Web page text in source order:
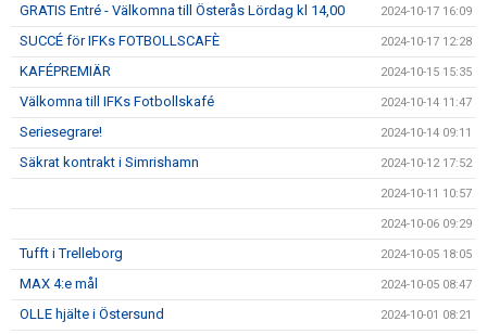
GRATIS Entré - Välkomna till Österås Lördag kl 14,00 2024-10-17 16:09
SUCCÉ för IFKs FOTBOLLSCAFÈ 2024-10-17 12:28
KAFÉPREMIÄR 2024-10-15 15:35
Välkomna till IFKs Fotbollskafé 2024-10-14 11:47
Seriesegrare! 2024-10-14 09:11
Säkrat kontrakt i Simrishamn 2024-10-12 17:52
2024-10-11 10:57
2024-10-06 09:29
Tufft i Trelleborg 2024-10-05 18:05
MAX 4:e mål 2024-10-05 08:47
OLLE hjälte i Östersund 2024-10-01 08:21